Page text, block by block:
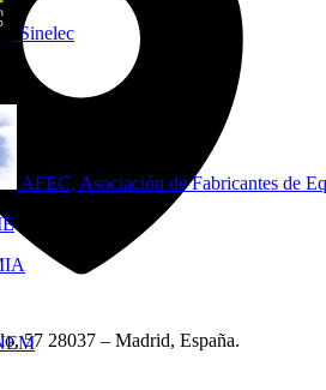
Sinelec
AFEC, Asociación de Fabricantes de
57 28037 – Madrid, España.